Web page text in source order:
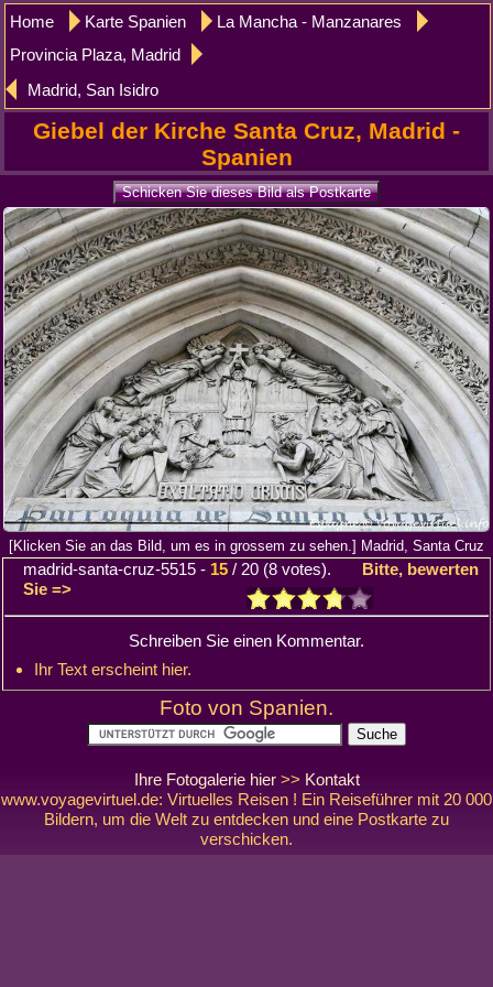
Home Karte Spanien
La Mancha - Manzanares
Provincia Plaza, Madrid
Madrid, San Isidro
Giebel der Kirche Santa Cruz, Madrid -
Spanien
[Klicken Sie an das Bild, um es in grossem zu sehen.] Madrid, Santa Cruz
madrid-santa-cruz-5515 - 15 / 20 (8 votes). Bitte, bewerten
Sie =>
Schreiben Sie einen Kommentar.
Ihr Text erscheint hier.
Foto von Spanien.
Ihre Fotogalerie hier>> Kontakt
www.voyagevirtuel.de: Virtuelles Reisen ! Ein Reiseführer mit 20 000
Bildern, um die Welt zu entdecken und eine Postkarte zu
verschicken.